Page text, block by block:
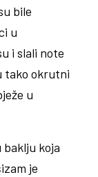
bile
u
i slali note
tako okrutni
u
baklju koja
je